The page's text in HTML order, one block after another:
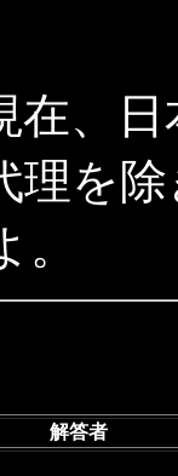
、日
理を
解答者